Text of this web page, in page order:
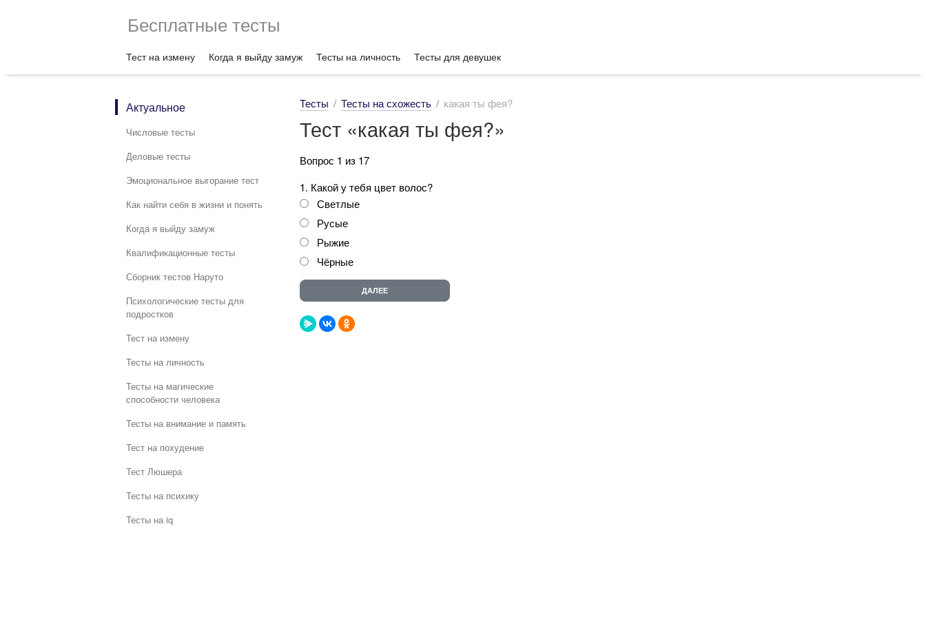
Бесплатные тесты
Тест на измену Когда я выйду замуж Тесты на личность Тесты для девушек
Актуальное
Числовые тесты
Деловые тесты
Эмоциональное выгорание тест
Как найти себя в жизни и понять
Когда я выйду замуж
Квалификационные тесты
Сборник тестов Наруто
Психологические тесты для
подростков
Тест на измену
Тесты на личность
Тесты на магические
способности человека
Тесты на внимание и память
Тест на похудение
Тест Люшера
Тесты на психику
Тесты на iq
Тесты Тесты на схожесть какая ты фея?
Тест «какая ты фея?»
Вопрос 1 из 17
1. Какой у тебя цвет волос?
Светлые
Русые
Рыжие
Чёрные